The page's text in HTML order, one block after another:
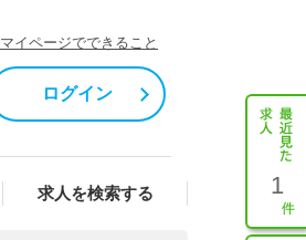
マイページでできること
ログイン
求人を検索する 1